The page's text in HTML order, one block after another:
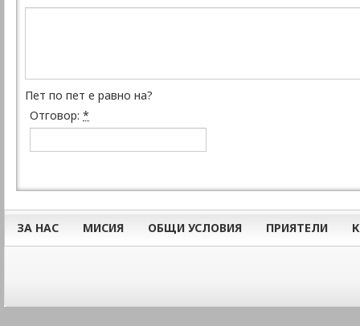
Пет по пет е равно на?
Отговор: *
ЗА НАС МИСИЯ ОБЩИ УСЛОВИЯ ПРИЯТЕЛИ